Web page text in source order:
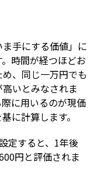
手にする価値」に
時間が経つほどお
、同じ一万円でも
いとみなされま
に用いるのが現価
に計算します。
定すると、1年後
円と評価されま